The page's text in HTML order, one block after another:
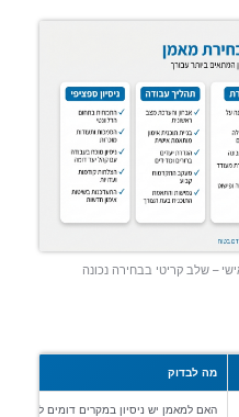
– שלב קריטי בבחירה נכונה
מה לבדוק
האם למאמן יש ניסיון במקרים דומים לשלי?